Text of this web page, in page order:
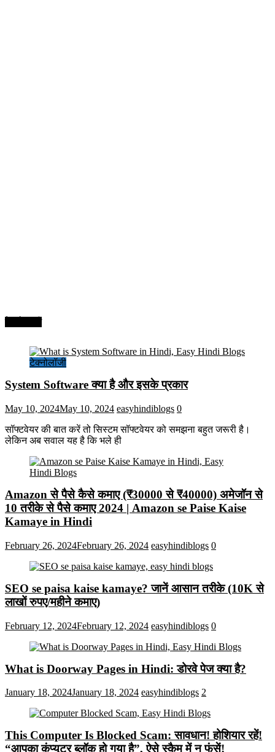
टेक्नोलॉजी
System Software क्या है और इसके प्रकार
May 10, 2024May 10, 2024 easyhindiblogs 0
सॉफ्टवेयर की बात करें तो सिस्टम सॉफ्टवेयर को समझना बहुत जरूरी है।
लेकिन अब सवाल यह है कि भले ही
Amazon से पैसे कैसे कमाए (₹30000 से ₹40000) अमेजॉन से
10 तरीके से पैसे कमाए 2024 | Amazon se Paise Kaise
Kamaye in Hindi
February 26, 2024February 26, 2024 easyhindiblogs 0
SEO se paisa kaise kamaye? जानें आसान तरीके (10K से
लाखों रुपए/महीने कमाए)
February 12, 2024February 12, 2024 easyhindiblogs 0
What is Doorway Pages in Hindi: डोरवे पेज क्या है?
January 18, 2024January 18, 2024 easyhindiblogs 2
This Computer Is Blocked Scam: सावधान! होशियार रहें!
“आपका कंप्यूटर ब्लॉक हो गया है”, ऐसे स्कैम में न फंसें!